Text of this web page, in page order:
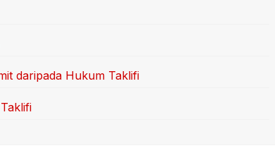
daripada Hukum Taklifi